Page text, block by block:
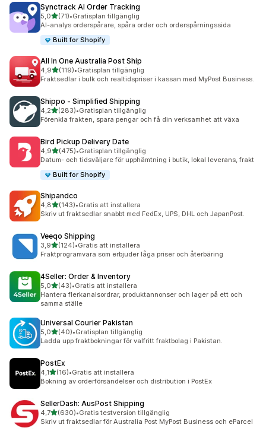
Synctrack AI Order Tracking
5,0av 5 stjärnor
(71)
71 recensioner totalt
•Gratisplan tillgänglig
AI-analys orderspårare, spåra order och orderspårningssida
Built for Shopify
All In One Australia Post Ship
4,9av 5 stjärnor
(119)
119 recensioner totalt
•Gratisplan tillgänglig
Fraktsedlar i bulk och realtidspriser i kassan med MyPost Business.
Shippo ‑ Simplified Shipping
4,2av 5 stjärnor
(283)
283 recensioner totalt
•Gratisplan tillgänglig
Förenkla frakten, spara pengar och få din verksamhet att växa
Bird Pickup Delivery Date
4,9av 5 stjärnor
(475)
475 recensioner totalt
•Gratisplan tillgänglig
Datum- och tidsväljare för upphämtning i butik, lokal leverans, frakt
Built for Shopify
Shipandco
4,8av 5 stjärnor
(143)
143 recensioner totalt
•Gratis att installera
Skriv ut fraktsedlar snabbt med FedEx, UPS, DHL och JapanPost.
Veeqo Shipping
3,9av 5 stjärnor
(124)
124 recensioner totalt
•Gratis att installera
Fraktprogramvara som erbjuder låga priser och återbäring
4Seller: Order & Inventory
5,0av 5 stjärnor
(43)
43 recensioner totalt
•Gratis att installera
Hantera flerkanalsordrar, produktannonser och lager på ett och
samma ställe
Universal Courier Pakistan
5,0av 5 stjärnor
(40)
40 recensioner totalt
•Gratisplan tillgänglig
Ladda upp fraktbokningar för valfritt fraktbolag i Pakistan.
PostEx
4,1av 5 stjärnor
(16)
16 recensioner totalt
•Gratis att installera
Bokning av orderförsändelser och distribution i PostEx
SellerDash: AusPost Shipping
4,7av 5 stjärnor
(630)
630 recensioner totalt
•Gratis testversion tillgänglig
Skriv ut fraktsedlar för Australia Post MyPost Business och eParcel